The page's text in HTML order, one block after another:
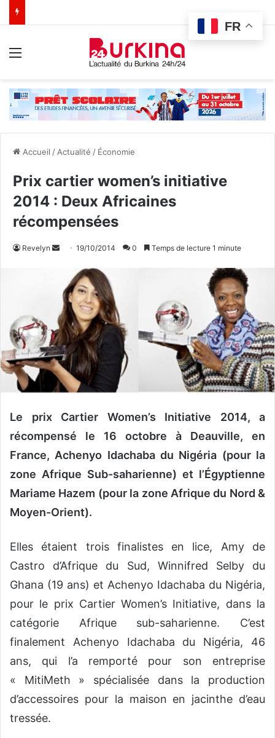
Accueil / Actualité / Économie
Prix cartier women’s initiative
2014 : Deux Africaines
récompensées
Revelyn
o
y
e
r
u
n
c
o
r
i
e
19/10/2014 0 Temps de lecture 1 minute
Le prix Cartier Women’s Initiative 2014, a
récompensé le 16 octobre à Deauville, en
France, Achenyo Idachaba du Nigéria (pour la
zone Afrique Sub-saharienne) et l’Égyptienne
Mariame Hazem (pour la zone Afrique du Nord &
Moyen-Orient).
Elles étaient trois finalistes en lice, Amy de
Castro d’Afrique du Sud, Winnifred Selby du
Ghana (19 ans) et Achenyo Idachaba du Nigéria,
pour le prix Cartier Women’s Initiative, dans la
catégorie Afrique sub-saharienne. C’est
finalement Achenyo Idachaba du Nigéria, 46
ans, qui l’a remporté pour son entreprise
« MitiMeth » spécialisée dans la production
d’accessoires pour la maison en jacinthe d’eau
tressée.
FR